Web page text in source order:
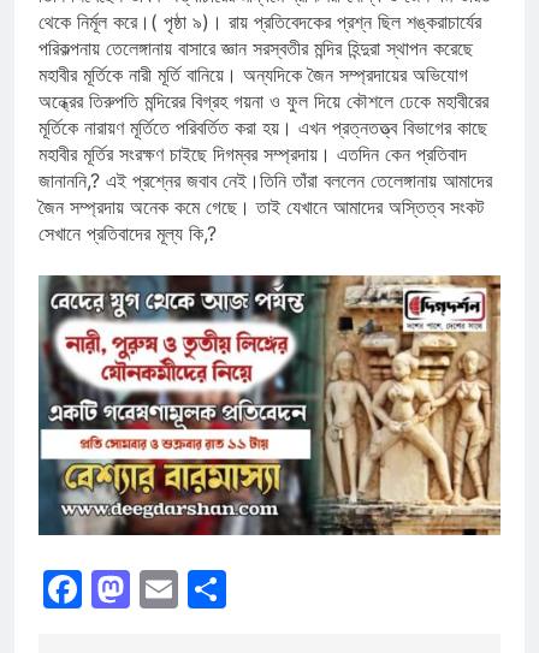
থেকে নির্মূল করে।( পৃষ্ঠা ৯)। রায় প্রতিবেদকের প্রশ্ন ছিল শঙ্করাচার্যের
পরিকল্পনায় তেলেঙ্গানায় বাসারে জ্ঞান সরস্বতীর মন্দির হিন্দুরা স্থাপন করেছে
মহাবীর মূর্তিকে নারী মূর্তি বানিয়ে। অন্যদিকে জৈন সম্প্রদায়ের অভিযোগ
অন্ধ্রের তিরুপতি মন্দিরের বিগ্রহ গয়না ও ফুল দিয়ে কৌশলে ঢেকে মহাবীরের
মূর্তিকে নারায়ণ মূর্তিতে পরিবর্তিত করা হয়। এখন প্রত্নতত্ত্ব বিভাগের কাছে
মহাবীর মূর্তির সংরক্ষণ চাইছে দিগম্বর সম্প্রদায়। এতদিন কেন প্রতিবাদ
জানাননি,? এই প্রশ্নের জবাব নেই।তিনি তাঁরা বললেন তেলেঙ্গানায় আমাদের
জৈন সম্প্রদায় অনেক কমে গেছে। তাই যেখানে আমাদের অস্তিত্ব সংকট
সেখানে প্রতিবাদের মূল্য কি,?
Facebook
Mastodon
Email